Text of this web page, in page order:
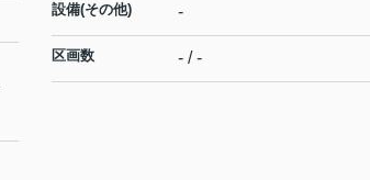
設備(その他) -
区画数 - / -